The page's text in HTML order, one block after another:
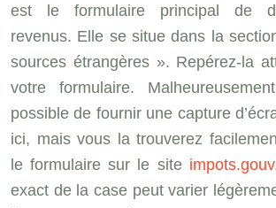
est le formulaire principal de
revenus. Elle se situe dans la
sources étrangères ». Repérez-la
votre formulaire.
possible de fournir une capture
ici, mais vous la trouverez
le formulaire sur le site
exact de la case peut varier